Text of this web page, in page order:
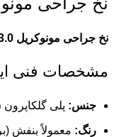
نخ جراحی مونوکریل 3.0 SMI
مشخصات فنی
جنس: پلی گلکاپرون ۲۵ (کوپلیمر گلیکولیک اسید و اپسیلون-کاپرولاکتون)
رنگ: معمولاً بنفش